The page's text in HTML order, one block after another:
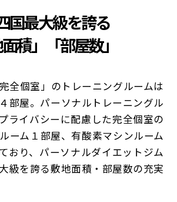
国最大級を誇る
積」「部屋数」
全個室」のトレーニングルームは
部屋。パーソナルトレーニングル
ライバシーに配慮した完全個室の
ーム１部屋、有酸素マシンルーム
おり、パーソナルダイエットジム
級を誇る敷地面積・部屋数の充実